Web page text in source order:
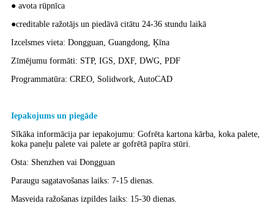
● avota rūpnīca
●creditable ražotājs un piedāvā citātu 24-36 stundu laikā
Izcelsmes vieta: Dongguan, Guangdong, Ķīna
Zīmējumu formāti: STP, IGS, DXF, DWG, PDF
Programmatūra: CREO, Solidwork, AutoCAD
Iepakojums un piegāde
Sīkāka informācija par iepakojumu: Gofrēta kartona kārba, koka palete,
koka paneļu palete vai palete ar gofrētā papīra stūri.
Osta: Shenzhen vai Dongguan
Paraugu sagatavošanas laiks: 7-15 dienas.
Masveida ražošanas izpildes laiks: 15-30 dienas.